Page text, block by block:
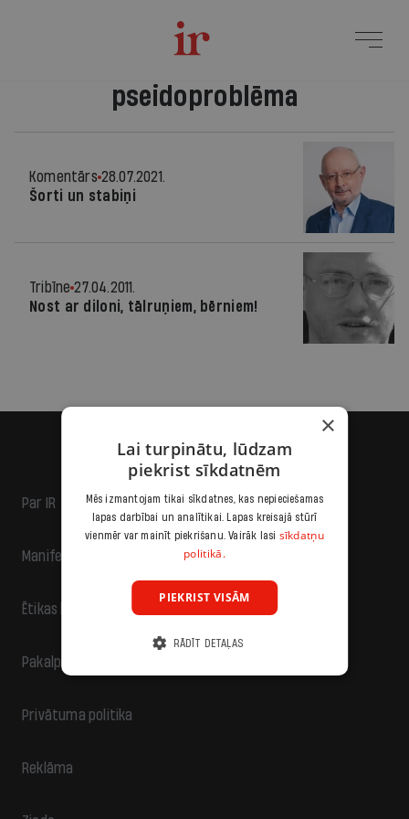
pseidoproblēma
Komentārs 28.07.2021.
Šorti un stabiņi
Tribīne 27.04.2011.
Nost ar diloni, tālruņiem, bērniem!
Par IR
Manifests
Ētikas kodekss
Pakalpojumu sniegšanas noteikumi
Privātuma politika
Reklāma
×
Lai turpinātu, lūdzam
piekrist sīkdatnēm
Mēs izmantojam tikai sīkdatnes, kas nepieciešamas
lapas darbībai un analītikai. Lapas kreisajā stūrī
vienmēr var mainīt piekrišanu. Vairāk lasi sīkdatņu
politikā.
PIEKRIST VISĀM
RĀDĪT DETAĻAS